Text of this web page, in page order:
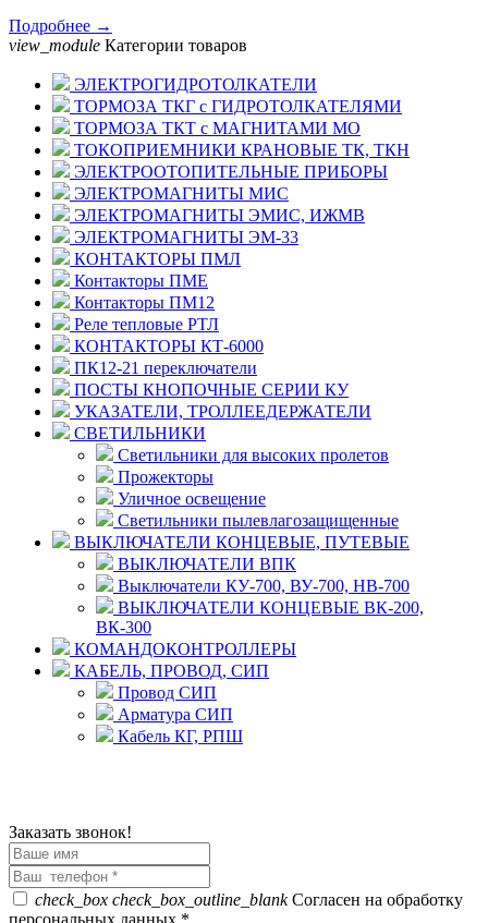
Подробнее →
view_module Категории товаров
ЭЛЕКТРОГИДРОТОЛКАТЕЛИ
ТОРМОЗА ТКГ с ГИДРОТОЛКАТЕЛЯМИ
ТОРМОЗА ТКТ с МАГНИТАМИ МО
ТОКОПРИЕМНИКИ КРАНОВЫЕ ТК, ТКН
ЭЛЕКТРООТОПИТЕЛЬНЫЕ ПРИБОРЫ
ЭЛЕКТРОМАГНИТЫ МИС
ЭЛЕКТРОМАГНИТЫ ЭМИС, ИЖМВ
ЭЛЕКТРОМАГНИТЫ ЭМ-33
КОНТАКТОРЫ ПМЛ
Контакторы ПМЕ
Контакторы ПМ12
Реле тепловые РТЛ
КОНТАКТОРЫ КТ-6000
ПК12-21 переключатели
ПОСТЫ КНОПОЧНЫЕ СЕРИИ КУ
УКАЗАТЕЛИ, ТРОЛЛЕЕДЕРЖАТЕЛИ
СВЕТИЛЬНИКИ
Светильники для высоких пролетов
Прожекторы
Уличное освещение
Светильники пылевлагозащищенные
ВЫКЛЮЧАТЕЛИ КОНЦЕВЫЕ, ПУТЕВЫЕ
ВЫКЛЮЧАТЕЛИ ВПК
Выключатели КУ-700, ВУ-700, НВ-700
ВЫКЛЮЧАТЕЛИ КОНЦЕВЫЕ ВК-200,
ВК-300
КОМАНДОКОНТРОЛЛЕРЫ
КАБЕЛЬ, ПРОВОД, СИП
Провод СИП
Арматура СИП
Кабель КГ, РПШ
Заказать звонок!
check_box check_box_outline_blankСогласен на обработку
персональных данных *